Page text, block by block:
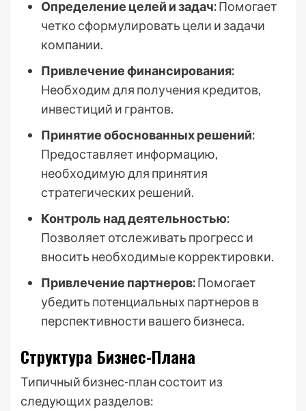
Определение целей и задач:Помогает
четко сформулировать цели и задачи
компании.
Привлечение финансирования:
Необходим для получения кредитов,
инвестиций и грантов.
Принятие обоснованных решений:
Предоставляет информацию,
необходимую для принятия
стратегических решений.
Контроль над деятельностью:
Позволяет отслеживать прогресс и
вносить необходимые корректировки.
Привлечение партнеров:Помогает
убедить потенциальных партнеров в
перспективности вашего бизнеса.
Структура Бизнес-Плана
Типичный бизнес-план состоит из
следующих разделов: